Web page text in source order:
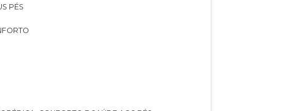
PÉS